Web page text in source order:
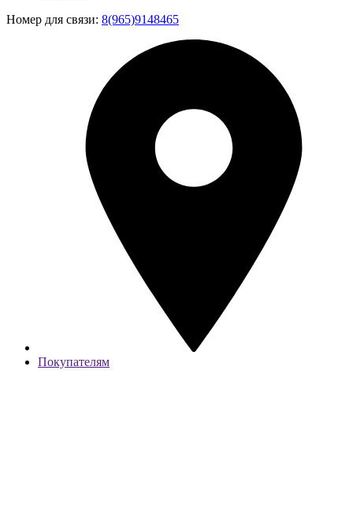
Номер для связи: 8(965)9148465
Покупателям